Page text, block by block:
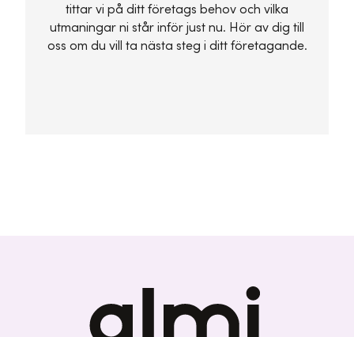
tittar vi på ditt företags behov och vilka
utmaningar ni står inför just nu. Hör av dig till
oss om du vill ta nästa steg i ditt företagande.